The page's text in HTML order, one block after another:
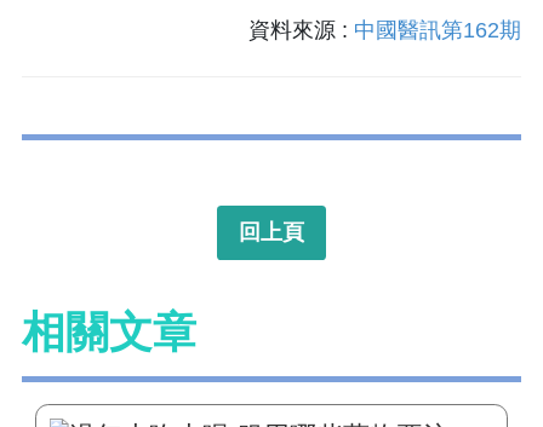
資料來源 : 中國醫訊第162期
回上頁
相關文章